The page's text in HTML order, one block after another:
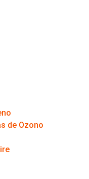
de Ozono